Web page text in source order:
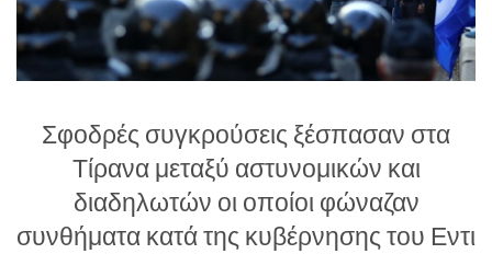
Σφοδρές συγκρούσεις ξέσπασαν στα
Τίρανα μεταξύ αστυνομικών και
διαδηλωτών οι οποίοι φώναζαν
συνθήματα κατά της κυβέρνησης του Εντι